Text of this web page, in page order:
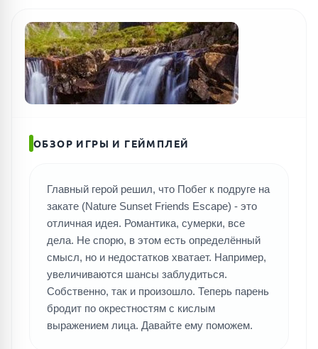
ОБЗОР ИГРЫ И ГЕЙМПЛЕЙ
Главный герой решил, что Побег к подруге на
закате (Nature Sunset Friends Escape) - это
отличная идея. Романтика, сумерки, все
дела. Не спорю, в этом есть определённый
смысл, но и недостатков хватает. Например,
увеличиваются шансы заблудиться.
Собственно, так и произошло. Теперь парень
бродит по окрестностям с кислым
выражением лица. Давайте ему поможем.